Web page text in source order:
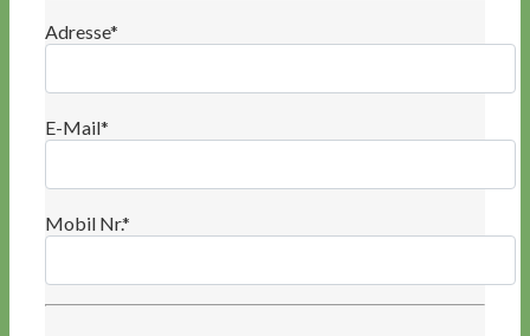
Adresse*
E-Mail*
Mobil Nr.*